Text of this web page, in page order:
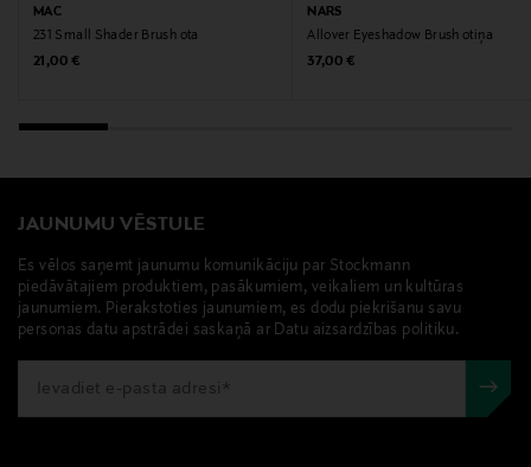
MAC
231 Small Shader Brush ota
Original Price
21,00 €
NARS
Allover Eyeshadow Brush otiņa
Original Price
37,00 €
JAUNUMU VĒSTULE
Es vēlos saņemt jaunumu komunikāciju par Stockmann
piedāvātajiem produktiem, pasākumiem, veikaliem un kultūras
jaunumiem. Pierakstoties jaunumiem, es dodu piekrišanu savu
personas datu apstrādei saskaņā ar Datu aizsardzības politiku.